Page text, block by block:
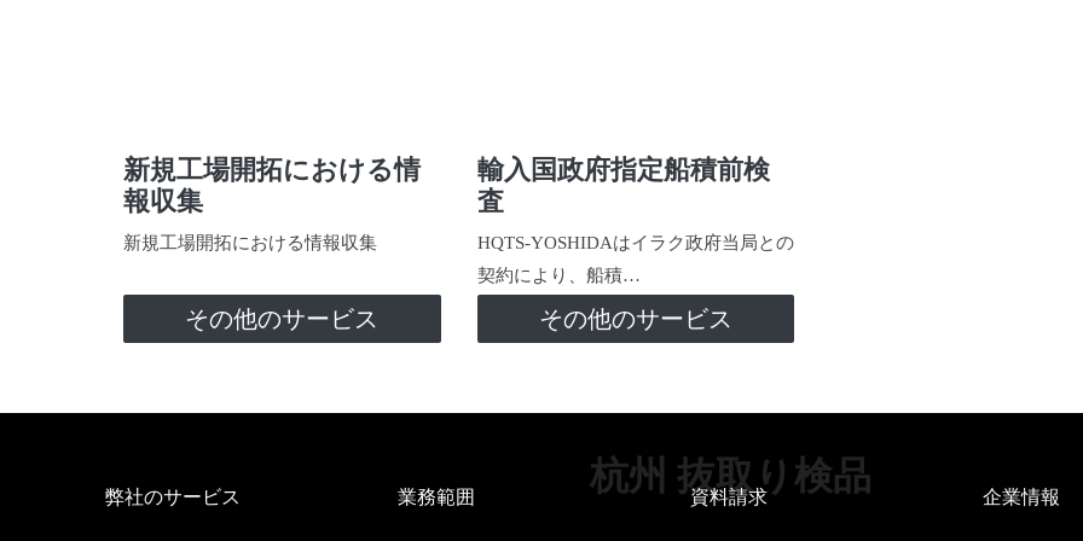
新規工場開拓における情
報収集
新規工場開拓における情報収集
その他のサービス
輸入国政府指定船積前検
査
HQTS-YOSHIDAはイラク政府当局との
契約により、船積…
その他のサービス
杭州 抜取り検品
弊社のサービス 業務範囲 資料請求 企業情報